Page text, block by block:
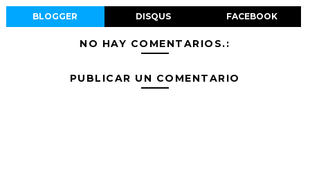
BLOGGER DISQUS FACEBOOK
NO HAY COMENTARIOS.:
PUBLICAR UN COMENTARIO